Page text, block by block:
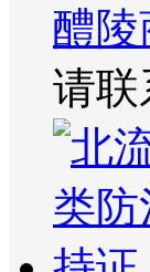
醴
请联